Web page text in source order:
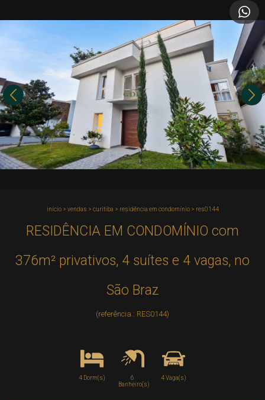
início> vendas > curitiba > residência em condomínio> res0144
RESIDÊNCIA EM CONDOMÍNIO com
376m² privativos, 4 suítes e 4 vagas, no
São Braz
(referência.: RES0144)
4 Dorm(s)
6
Banheiro(s)
4 Vaga(s)